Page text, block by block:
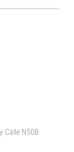
Calle N50B